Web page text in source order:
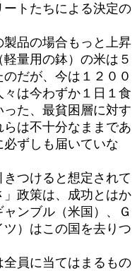
トたちによる決定の
品の場合もっと上昇
量用の鉢）の米は５
だが、今は１２００
は今わずか１日１食
た、最貧困層に対す
は不十分なままであ
ずしも届いていな
つけると想定されて
政策は、成功とはか
ンブル（米国）、Ｇ
）はこの国を去りつ
員に当てはまるもの